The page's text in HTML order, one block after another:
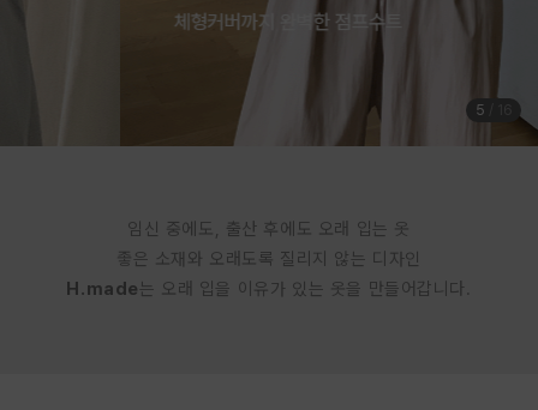
체형커버까지 완벽한 점프수트
5
임신 중에도, 출산 후에도 오래 입는 옷
좋은 소재와 오래도록 질리지 않는 디자인
H.made는 오래 입을 이유가 있는 옷을 만들어갑니다.